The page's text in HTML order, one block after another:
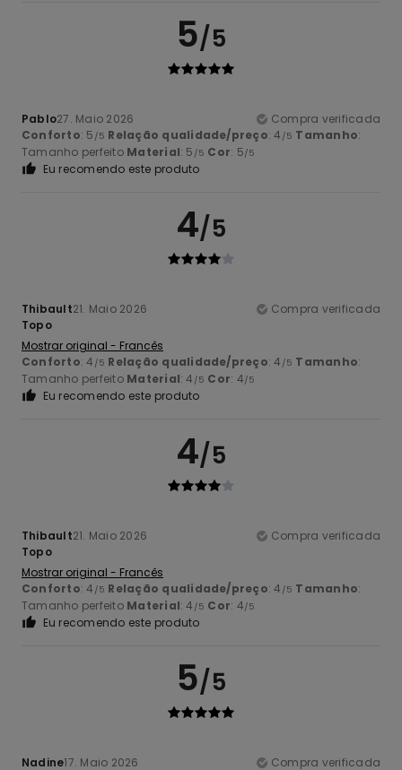
5/5
Pablo27. Maio 2026
Compra verificada
Conforto: 5 /5 Relação qualidade/preço: 4 /5 Tamanho:
Tamanho perfeito Material: 5 /5 Cor: 5/5
Eu recomendo este produto
4/5
Thibault21. Maio 2026
Compra verificada
Topo
Mostrar original - Francês
Conforto: 4 /5 Relação qualidade/preço: 4 /5 Tamanho:
Tamanho perfeito Material: 4 /5 Cor: 4/5
Eu recomendo este produto
4/5
Thibault21. Maio 2026
Compra verificada
Topo
Mostrar original - Francês
Conforto: 4 /5 Relação qualidade/preço: 4 /5 Tamanho:
Tamanho perfeito Material: 4 /5 Cor: 4/5
Eu recomendo este produto
5/5
Nadine17. Maio 2026
Compra verificada